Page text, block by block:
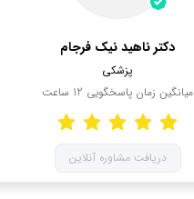
دکتر ناهید نیک فرجام
پزشکی
میانگین زمان پاسخگویی 12 ساعت
دریافت مشاوره آنلاین